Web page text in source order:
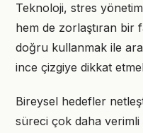
Teknoloji, stres
hem de zorlaştıran bir
doğru kullanmak ile
ince çizgiye dikkat
Bireysel hedefler
süreci çok daha